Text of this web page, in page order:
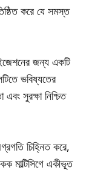
করে যে সমস্ত
জন্য একটি
ভবিষ্যতের
সুরক্ষা নিশ্চিত
চিহ্নিত করে,
মাল্টিসিগে একীভূত